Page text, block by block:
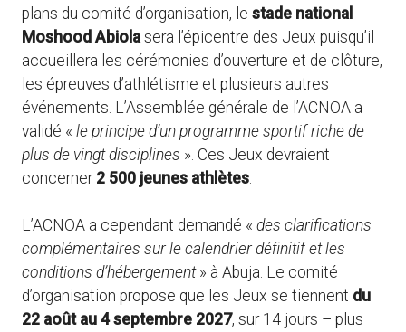
plans du comité d’organisation, le stade national
Moshood Abiola sera l’épicentre des Jeux puisqu’il
accueillera les cérémonies d’ouverture et de clôture,
les épreuves d’athlétisme et plusieurs autres
événements. L’Assemblée générale de l’ACNOA a
validé « le principe d’un programme sportif riche de
plus de vingt disciplines ». Ces Jeux devraient
concerner 2 500 jeunes athlètes
L’ACNOA a cependant demandé « des clarifications
complémentaires sur le calendrier définitif et les
conditions d’hébergement » à Abuja. Le comité
d’organisation propose que les Jeux se tiennent du
22 août au 4 septembre 2027, sur 14 jours – plus